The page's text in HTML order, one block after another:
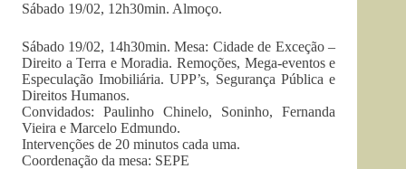
Sábado 19/02, 12h30min. Almoço.
Sábado 19/02, 14h30min. Mesa: Cidade de Exceção –
Direito a Terra e Moradia. Remoções, Mega-eventos e
Especulação Imobiliária. UPP’s, Segurança Pública e
Direitos Humanos.
Convidados: Paulinho Chinelo, Soninho, Fernanda
Vieira e Marcelo Edmundo.
Intervenções de 20 minutos cada uma.
Coordenação da mesa: SEPE